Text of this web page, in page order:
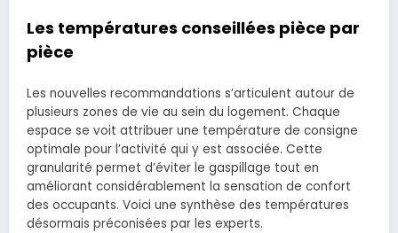
Les températures conseillées pièce par
pièce
Les nouvelles recommandations s’articulent autour de
plusieurs zones de vie au sein du logement. Chaque
espace se voit attribuer une température de consigne
optimale pour l’activité qui y est associée. Cette
granularité permet d’éviter le gaspillage tout en
améliorant considérablement la sensation de confort
des occupants. Voici une synthèse des températures
désormais préconisées par les experts.